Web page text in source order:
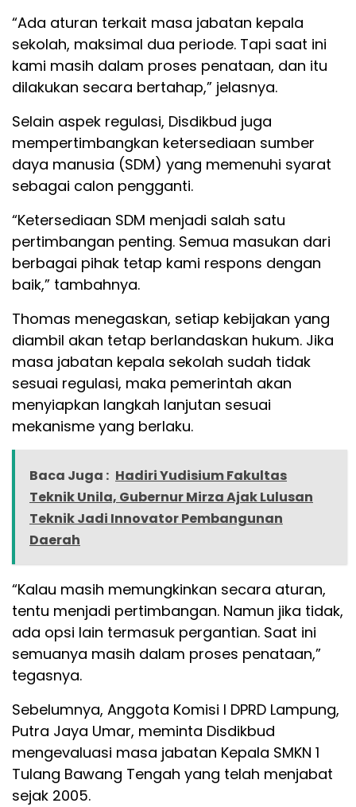
“Ada aturan terkait masa jabatan kepala
sekolah, maksimal dua periode. Tapi saat ini
kami masih dalam proses penataan, dan itu
dilakukan secara bertahap,” jelasnya.
Selain aspek regulasi, Disdikbud juga
mempertimbangkan ketersediaan sumber
daya manusia (SDM) yang memenuhi syarat
sebagai calon pengganti.
“Ketersediaan SDM menjadi salah satu
pertimbangan penting. Semua masukan dari
berbagai pihak tetap kami respons dengan
baik,” tambahnya.
Thomas menegaskan, setiap kebijakan yang
diambil akan tetap berlandaskan hukum. Jika
masa jabatan kepala sekolah sudah tidak
sesuai regulasi, maka pemerintah akan
menyiapkan langkah lanjutan sesuai
mekanisme yang berlaku.
Baca Juga : Hadiri Yudisium Fakultas
Teknik Unila, Gubernur Mirza Ajak Lulusan
Teknik Jadi Innovator Pembangunan
Daerah
“Kalau masih memungkinkan secara aturan,
tentu menjadi pertimbangan. Namun jika tidak,
ada opsi lain termasuk pergantian. Saat ini
semuanya masih dalam proses penataan,”
tegasnya.
Sebelumnya, Anggota Komisi I DPRD Lampung,
Putra Jaya Umar, meminta Disdikbud
mengevaluasi masa jabatan Kepala SMKN 1
Tulang Bawang Tengah yang telah menjabat
sejak 2005.